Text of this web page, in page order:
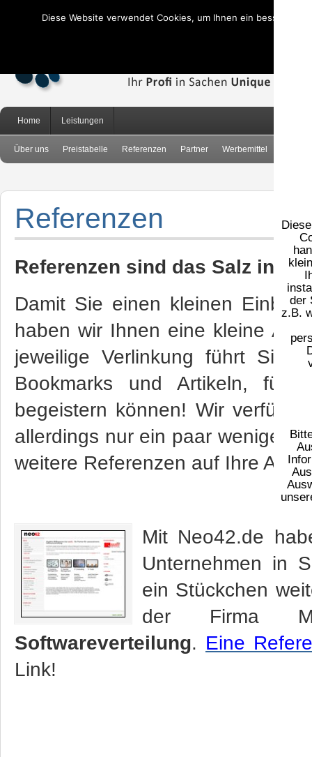
Home Leistungen
Über uns Preistabelle Referenzen Partner Werbemittel
Referenzen
Referenzen sind das Salz in
Damit Sie einen kleinen
haben wir Ihnen eine kleine
jeweilige Verlinkung führt Sie
Bookmarks und Artikeln, für
begeistern können! Wir
allerdings nur ein paar wenige
weitere Referenzen auf Ihre
Mit Neo42.de
Unternehmen in
ein Stückchen
der Firma
Softwareverteilung. Eine
Link!
Diese Website verwendet Cookies, um Ihnen ein besseres
der
z.B.